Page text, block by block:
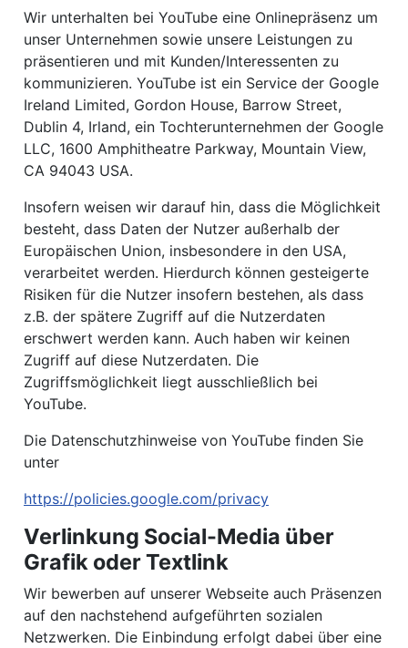
Wir unterhalten bei YouTube eine Onlinepräsenz um
unser Unternehmen sowie unsere Leistungen zu
präsentieren und mit Kunden/Interessenten zu
kommunizieren. YouTube ist ein Service der Google
Ireland Limited, Gordon House, Barrow Street,
Dublin 4, Irland, ein Tochterunternehmen der Google
LLC, 1600 Amphitheatre Parkway, Mountain View,
CA 94043 USA.
Insofern weisen wir darauf hin, dass die Möglichkeit
besteht, dass Daten der Nutzer außerhalb der
Europäischen Union, insbesondere in den USA,
verarbeitet werden. Hierdurch können gesteigerte
Risiken für die Nutzer insofern bestehen, als dass
z.B. der spätere Zugriff auf die Nutzerdaten
erschwert werden kann. Auch haben wir keinen
Zugriff auf diese Nutzerdaten. Die
Zugriffsmöglichkeit liegt ausschließlich bei
YouTube.
Die Datenschutzhinweise von YouTube finden Sie
unter
https://policies.google.com/privacy
Verlinkung Social-Media über
Grafik oder Textlink
Wir bewerben auf unserer Webseite auch Präsenzen
auf den nachstehend aufgeführten sozialen
Netzwerken. Die Einbindung erfolgt dabei über eine